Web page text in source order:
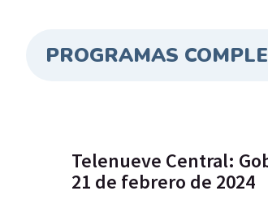
PROGRAMAS
Telenueve Central:
21 de febrero de 2024